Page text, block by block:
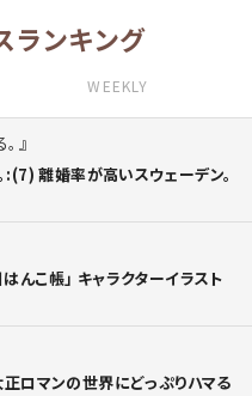
ランキング
WEEKLY
:(7) 離婚率が高いスウェーデン。
んこ帳」 キャラクターイラスト
ロマンの世界にどっぷりハマる